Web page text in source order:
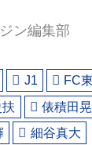
ン編集部
J1 FC
俵積田
細谷真大